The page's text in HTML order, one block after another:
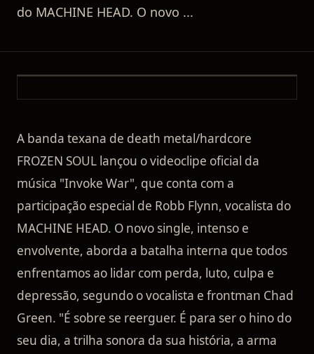
do MACHINE HEAD. O novo ...
A banda texana de death metal/hardcore
FROZEN SOUL lançou o videoclipe oficial da
música "Invoke War", que conta com a
participação especial de Robb Flynn, vocalista do
MACHINE HEAD. O novo single, intenso e
envolvente, aborda a batalha interna que todos
enfrentamos ao lidar com perda, luto, culpa e
depressão, segundo o vocalista e frontman Chad
Green. "É sobre se reerguer. É para ser o hino do
seu dia, a trilha sonora da sua história, a arma